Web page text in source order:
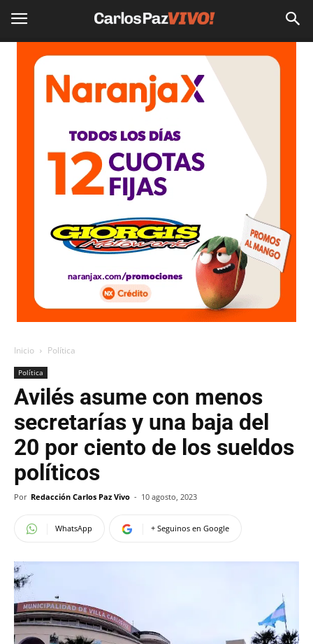
Inicio Política
Política
Avilés asume con menos
secretarías y una baja del
20 por ciento de los sueldos
políticos
Por Redacción Carlos Paz Vivo - 10 agosto, 2023
WhatsApp + Seguinos en Google